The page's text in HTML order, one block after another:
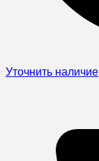
Уточнить наличие